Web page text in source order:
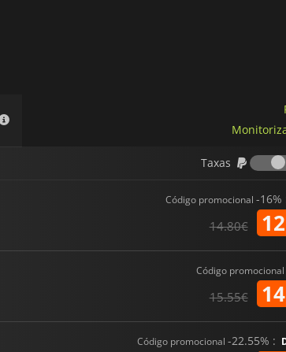
O jogo pode
dividido, o
para ser
e trabalho
Taxas
Código promocional -16%
14.80€
Código promocional
15.55€
Código promocional -22.55% :